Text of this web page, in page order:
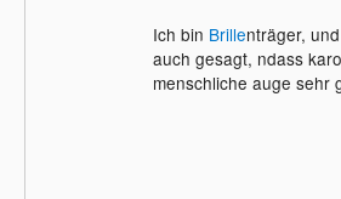
Ich bin Brillenträger,
auch gesagt, ndass
menschliche auge sehr